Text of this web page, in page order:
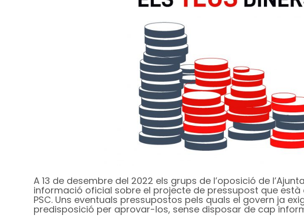
A 13 de desembre del 2022 els grups de l’oposició de
informació oficial sobre el projecte de pressupost que està
PSC. Uns eventuals pressupostos pels quals el govern ja
predisposició per aprovar-los, sense disposar de cap